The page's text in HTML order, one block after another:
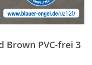
Brown PVC-frei 3